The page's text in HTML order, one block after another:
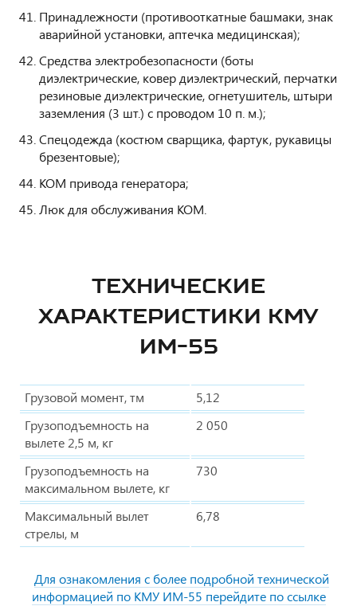
Принадлежности (противооткатные башмаки, знак
аварийной установки, аптечка медицинская);
Средства электробезопасности (боты
диэлектрические, ковер диэлектрический, перчатки
резиновые диэлектрические, огнетушитель, штыри
заземления (3 шт.) с проводом 10 п. м.);
Спецодежда (костюм сварщика, фартук, рукавицы
брезентовые);
КОМ привода генератора;
Люк для обслуживания КОМ.
ТЕХНИЧЕСКИЕ
ХАРАКТЕРИСТИКИ КМУ
ИМ-55
Грузовой момент, тм
5,12
Грузоподъемность на
вылете 2,5 м, кг
2 050
Грузоподъемность на
максимальном вылете, кг
730
Максимальный вылет
стрелы, м
6,78
Для ознакомления с более подробной технической
информацией по КМУ ИМ-55 перейдите по ссылке